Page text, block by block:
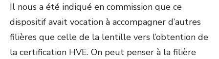
Il nous a été indiqué en commission que ce
dispositif avait vocation à accompagner d’autres
filières que celle de la lentille vers l’obtention de
la certification HVE. On peut penser à la filière